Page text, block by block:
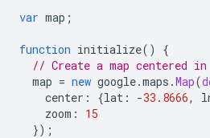
var map ;
function initialize()
{
// Create a map centered
map = new google.maps .Map(
center : {lat : -33.8666,
zoom :
15
});